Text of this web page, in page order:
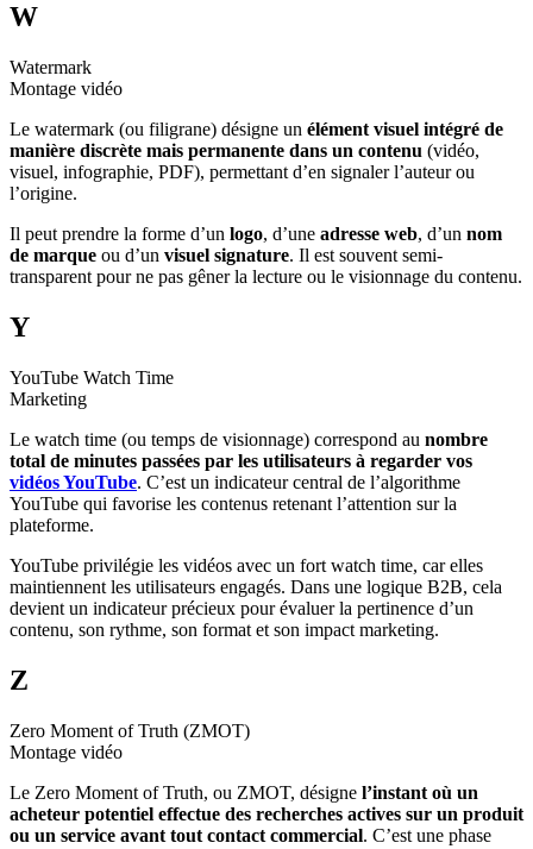
W
Watermark
Montage vidéo
Le watermark (ou filigrane) désigne un élément visuel intégré de
manière discrète mais permanente dans un contenu (vidéo,
visuel, infographie, PDF), permettant d’en signaler l’auteur ou
l’origine.
Il peut prendre la forme d’un logo, d’une adresse web, d’un nom
de marque ou d’un visuel signature. Il est souvent semi-
transparent pour ne pas gêner la lecture ou le visionnage du contenu.
Y
YouTube Watch Time
Marketing
Le watch time (ou temps de visionnage) correspond au nombre
total de minutes passées par les utilisateurs à regarder vos
vidéos YouTube. C’est un indicateur central de l’algorithme
YouTube qui favorise les contenus retenant l’attention sur la
plateforme.
YouTube privilégie les vidéos avec un fort watch time, car elles
maintiennent les utilisateurs engagés. Dans une logique B2B, cela
devient un indicateur précieux pour évaluer la pertinence d’un
contenu, son rythme, son format et son impact marketing.
Z
Zero Moment of Truth (ZMOT)
Montage vidéo
Le Zero Moment of Truth, ou ZMOT, désigne l’instant où un
acheteur potentiel effectue des recherches actives sur un produit
ou un service avant tout contact commercial. C’est une phase